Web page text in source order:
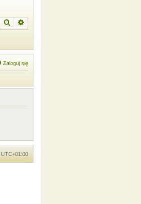
Szukaj
Zaloguj się
UTC+01:00